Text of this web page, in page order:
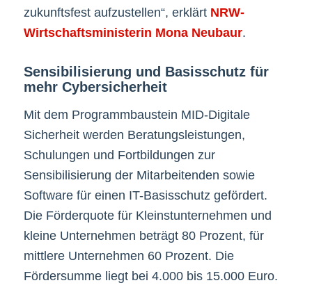
zukunftsfest aufzustellen“, erklärt NRW-
Wirtschaftsministerin Mona Neubaur.
Sensibilisierung und Basisschutz für
mehr Cybersicherheit
Mit dem Programmbaustein MID-Digitale
Sicherheit werden Beratungsleistungen,
Schulungen und Fortbildungen zur
Sensibilisierung der Mitarbeitenden sowie
Software für einen IT-Basisschutz gefördert.
Die Förderquote für Kleinstunternehmen und
kleine Unternehmen beträgt 80 Prozent, für
mittlere Unternehmen 60 Prozent. Die
Fördersumme liegt bei 4.000 bis 15.000 Euro.